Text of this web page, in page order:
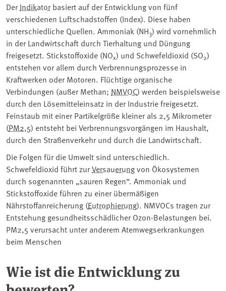
DerIndikatorbasiert auf der Entwicklung von fünf
verschiedenen Luftschadstoffen (Index). Diese haben
unterschiedliche Quellen. Ammoniak (NH3) wird vornehmlich
in der Landwirtschaft durch Tierhaltung und Düngung
freigesetzt. Stickstoffoxide (NOx) und Schwefeldioxid (SO2)
entstehen vor allem durch Verbrennungsprozesse in
Kraftwerken oder Motoren. Flüchtige organische
Verbindungen (außer Methan; NMVOC) werden beispielsweise
durch den Lösemitteleinsatz in der Industrie freigesetzt.
Feinstaub mit einer Partikelgröße kleiner als 2,5 Mikrometer
(PM2,5) entsteht bei Verbrennungsvorgängen im Haushalt,
durch den Straßenverkehr und durch die Landwirtschaft.
Die Folgen für die Umwelt sind unterschiedlich.
Schwefeldioxid führt zurVersauerungvon Ökosystemen
durch sogenannten „sauren Regen“. Ammoniak und
Stickstoffoxide führen zu einer übermäßigen
Nährstoffanreicherung (Eutrophierung). NMVOCs tragen zur
Entstehung gesundheitsschädlicher Ozon-Belastungen bei.
PM2,5 verursacht unter anderem Atemwegserkrankungen
beim Menschen
Wie ist die Entwicklung zu